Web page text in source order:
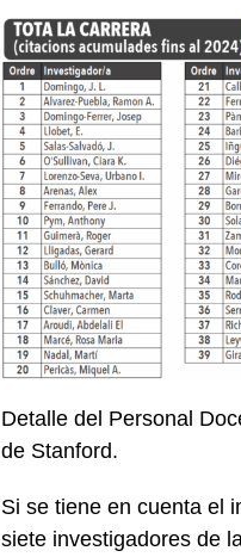
Detalle del Personal
de Stanford.
Si se tiene en cuenta el
siete investigadores de